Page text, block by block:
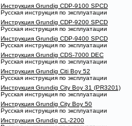
Инструкция Grundig CDP-9100 SPCD
Русская инструкция по эксплуатации
Инструкция Grundig CDP-9200 SPCD
Русская инструкция по эксплуатации
Инструкция Grundig CDP-9400 SPCD
Русская инструкция по эксплуатации
Инструкция Grundig CDS-7000 DEC
Русская инструкция по эксплуатации
Инструкция Grundig Citi Boy 52
Русская инструкция по эксплуатации
Инструкция Grundig City Boy 31 (PR3201)
Русская инструкция по эксплуатации
Инструкция Grundig City Boy 50
Русская инструкция по эксплуатации
Инструкция Grundig CL-2200